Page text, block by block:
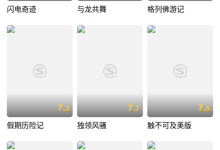
闪电奇迹 与龙共舞 格列佛游记
7.3
假期历险记
7.7
独领风骚
7.5
触不可及美版